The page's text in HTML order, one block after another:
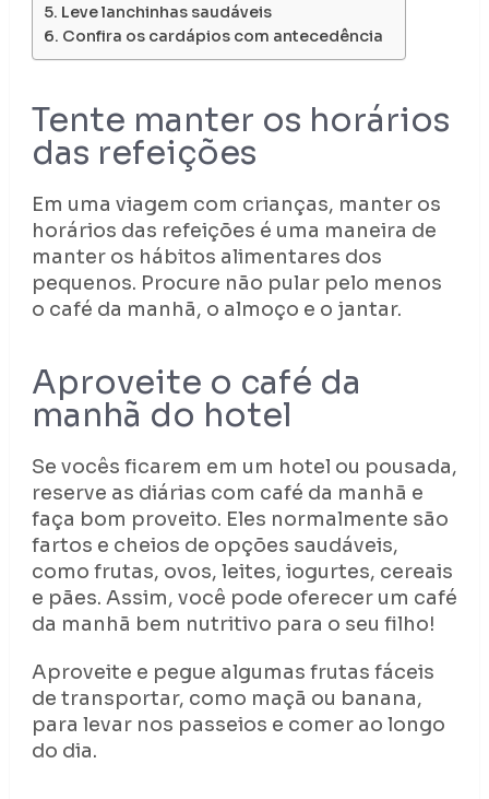
Leve lanchinhas saudáveis
Confira os cardápios com antecedência
Tente manter os horários
das refeições
Em uma viagem com crianças, manter os
horários das refeições é uma maneira de
manter os hábitos alimentares dos
pequenos. Procure não pular pelo menos
o café da manhã, o almoço e o jantar.
Aproveite o café da
manhã do hotel
Se vocês ficarem em um hotel ou pousada,
reserve as diárias com café da manhã e
faça bom proveito. Eles normalmente são
fartos e cheios de opções saudáveis,
como frutas, ovos, leites, iogurtes, cereais
e pães. Assim, você pode oferecer um café
da manhã bem nutritivo para o seu filho!
Aproveite e pegue algumas frutas fáceis
de transportar, como maçã ou banana,
para levar nos passeios e comer ao longo
do dia.